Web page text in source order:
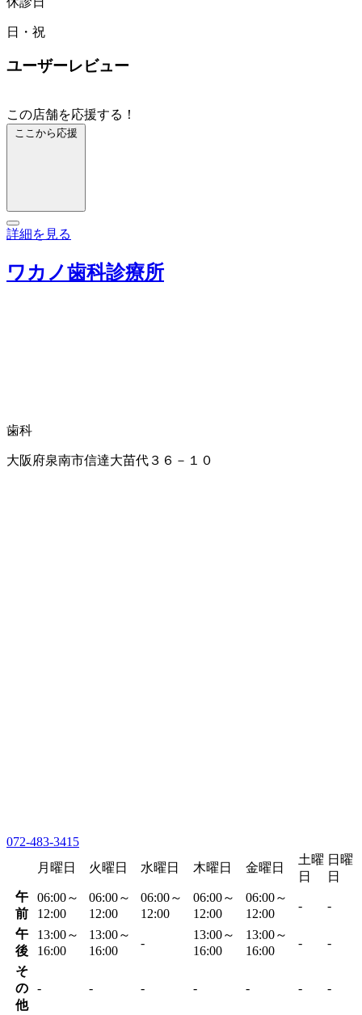
日・祝
ユーザーレビュー
この店舗を応援する！
ここから応援
詳細を見る
ワカノ歯科診療所
歯科
大阪府泉南市信達大苗代３６－１０
072-483-3415
月曜日
火曜日 水曜日 木曜日 金曜日
土曜
日
日曜
日
午
前
06:00～
12:00
06:00～
12:00
06:00～
12:00
06:00～
12:00
06:00～
12:00
- -
午
後
13:00～
16:00
13:00～
16:00
-
13:00～
16:00
13:00～
16:00
- -
そ
の
他
- - - - - - -